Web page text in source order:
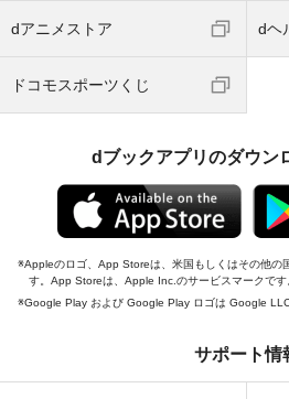
dアニメストア dヘ
ドコモスポーツくじ
dブックアプリのダウン
Appleのロゴ、App Storeは、米国もしくはその他の
す。App Storeは、Apple Inc.のサービスマークです
Google Play および Google Play ロゴは Google LLC
サポート情